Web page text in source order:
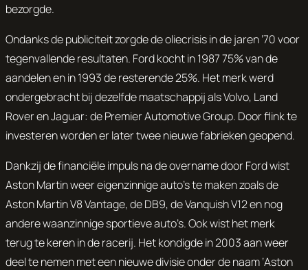
bezorgde.
Ondanks de publiciteit zorgde de oliecrisis in de jaren ’70 voor
tegenvallende resultaten. Ford kocht in 1987 75% van de
aandelen en in 1993 de resterende 25%. Het merk werd
ondergebracht bij dezelfde maatschappij als Volvo, Land
Rover en Jaguar: de Premier Automotive Group. Door flink te
investeren worden er later twee nieuwe fabrieken geopend.
Dankzij de financiële impuls na de overname door Ford wist
Aston Martin weer eigenzinnige auto’s te maken zoals de
Aston Martin V8 Vantage, de DB9, de Vanquish V12 en nog
andere waanzinnige sportieve auto’s. Ook wist het merk
terug te keren in de racerij. Het kondigde in 2003 aan weer
deel te nemen met een nieuwe divisie onder de naam ‘Aston